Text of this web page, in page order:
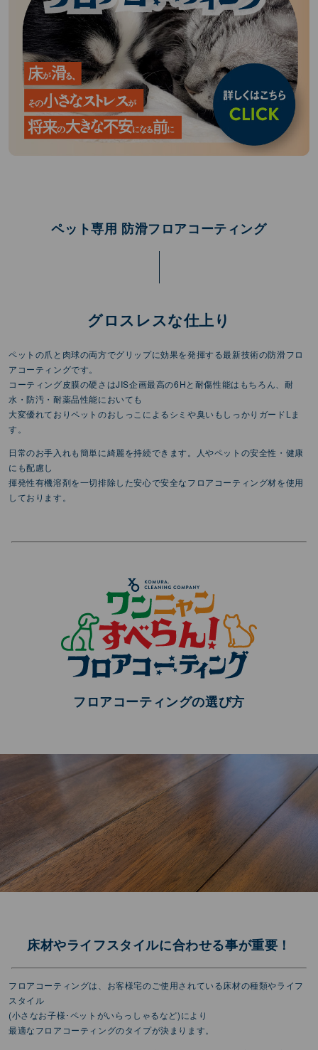
ペット専用 防滑フロアコーティング
グロスレスな仕上り
ペットの爪と肉球の両方でグリップに効果を発揮する最新技術の防滑フロ
アコーティングです。
コーティング皮膜の硬さはJIS企画最高の6Hと耐傷性能はもちろん、耐
水・防汚・耐薬品性能においても
大変優れておりペットのおしっこによるシミや臭いもしっかりガードLま
す。
日常のお手入れも簡単に綺麗を持続できます。人やペットの安全性・健康
にも配慮し
揮発性有機溶剤を一切排除した安心で安全なフロアコーティング材を使用
しております。
フロアコーティングの選び⽅
床材やライフスタイルに合わせる事が重要！
フロアコーティングは、お客様宅のご使⽤されている床材の種類やライフ
スタイル
(⼩さなお⼦様･ペットがいらっしゃるなど)により
最適なフロアコーティングのタイプが決まります。